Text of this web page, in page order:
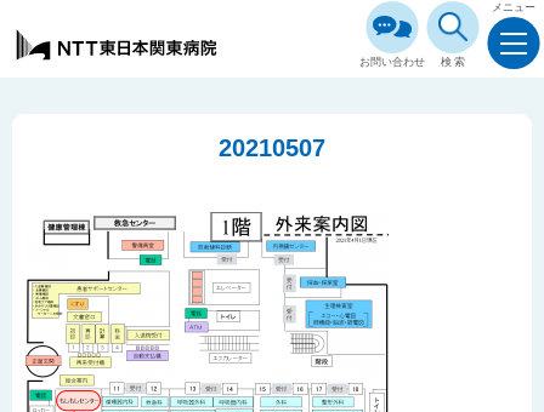
お問い合わせ 検索
メニュー
20210507